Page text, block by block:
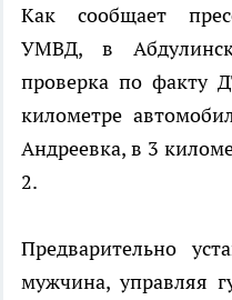
Как сообщает
УМВД, в
проверка по факту
километре
Андреевка, в 3
2.
Предварительно
мужчина, управляя